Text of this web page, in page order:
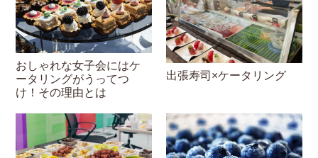
おしゃれな女子会にはケ
ータリングがうってつ
け！その理由とは
出張寿司×ケータリング